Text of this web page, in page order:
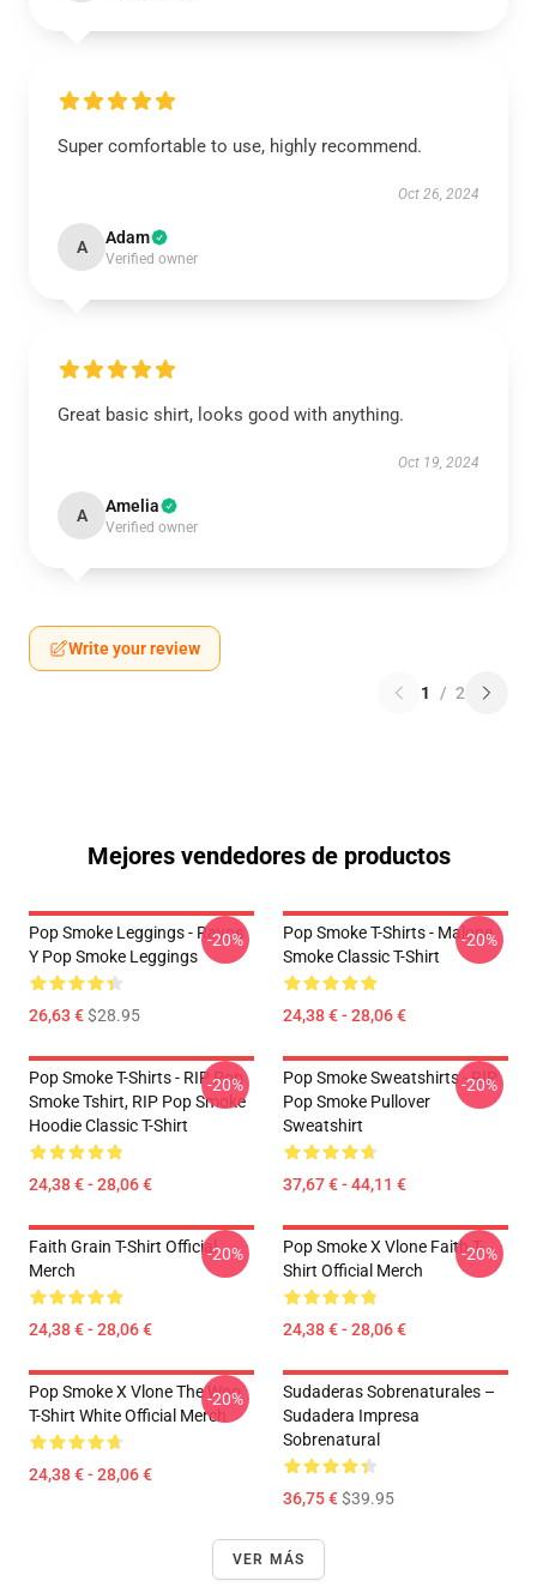
Super comfortable to use, highly recommend.
Oct 26, 2024
A Adam
Verified owner
Great basic shirt, looks good with anything.
Oct 19, 2024
A Amelia
Verified owner
Write your review
1 / 2
Mejores vendedores de productos
Pop Smoke Leggings - Rayos
Y Pop Smoke Leggings
26,63 €$28.95
-20%
Pop Smoke T-Shirts - Malone
Smoke Classic T-Shirt
24,38 € - 28,06 €
-20%
Pop Smoke T-Shirts - RIP Pop
Smoke Tshirt, RIP Pop Smoke
Hoodie Classic T-Shirt
24,38 € - 28,06 €
-20%
Pop Smoke Sweatshirts - RIP
Pop Smoke Pullover
Sweatshirt
37,67 € - 44,11 €
-20%
Faith Grain T-Shirt Official
Merch
24,38 € - 28,06 €
-20%
Pop Smoke X Vlone Faith T-
Shirt Official Merch
24,38 € - 28,06 €
-20%
Pop Smoke X Vlone The Woo
T-Shirt White Official Merch
24,38 € - 28,06 €
-20%
Sudaderas Sobrenaturales –
Sudadera Impresa
Sobrenatural
36,75 €$39.95
VER MÁS